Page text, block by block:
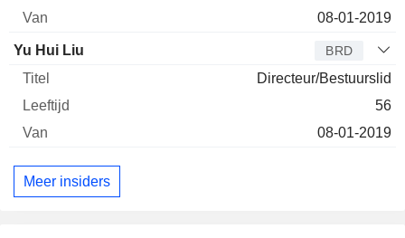
08-01-2019
Yu Hui Liu BRD
Directeur/Bestuurslid
56
08-01-2019
Meer insiders